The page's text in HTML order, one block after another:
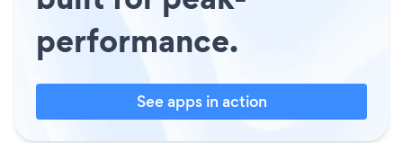
performance.
See apps in action